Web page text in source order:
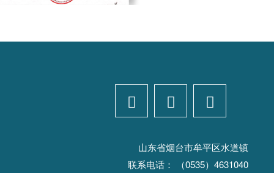
  
山东省烟台市牟平区水道镇
联系电话：
（0535）4631040